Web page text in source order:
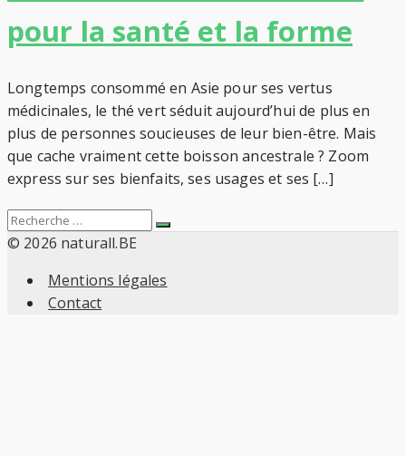
pour la santé et la forme
Longtemps consommé en Asie pour ses vertus
médicinales, le thé vert séduit aujourd’hui de plus en
plus de personnes soucieuses de leur bien-être. Mais
que cache vraiment cette boisson ancestrale ? Zoom
express sur ses bienfaits, ses usages et ses […]
Search
for:
Recherche
© 2026 naturall.BE
Mentions légales
Contact